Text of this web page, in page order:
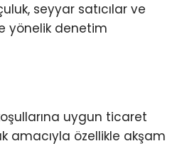
seyyar satıcılar ve
yönelik denetim
uygun ticaret
amacıyla özellikle akşam